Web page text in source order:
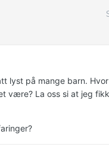
lyst på mange barn.
være? La oss si at jeg